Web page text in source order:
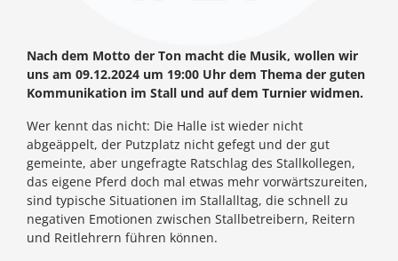
Nach dem Motto der Ton macht die Musik, wollen wir
uns am 09.12.2024 um 19:00 Uhr dem Thema der guten
Kommunikation im Stall und auf dem Turnier widmen.
Wer kennt das nicht: Die Halle ist wieder nicht
abgeäppelt, der Putzplatz nicht gefegt und der gut
gemeinte, aber ungefragte Ratschlag des Stallkollegen,
das eigene Pferd doch mal etwas mehr vorwärtszureiten,
sind typische Situationen im Stallalltag, die schnell zu
negativen Emotionen zwischen Stallbetreibern, Reitern
und Reitlehrern führen können.